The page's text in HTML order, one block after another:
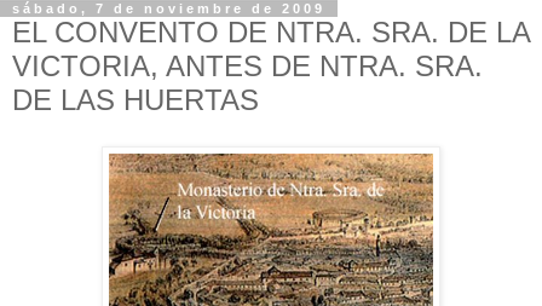
sábado, 7 de noviembre de 2009
EL CONVENTO DE NTRA. SRA. DE LA
VICTORIA, ANTES DE NTRA. SRA.
DE LAS HUERTAS